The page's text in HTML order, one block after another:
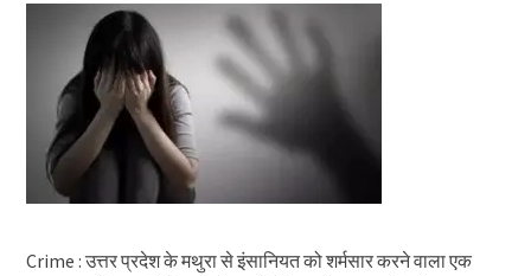
Crime : उत्तर प्रदेश के मथुरा से इंसानियत को शर्मसार करने वाला एक